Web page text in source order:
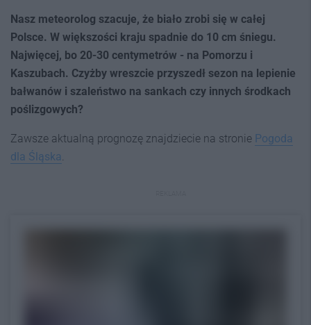
Nasz meteorolog szacuje, że biało zrobi się w całej
Polsce. W większości kraju spadnie do 10 cm śniegu.
Najwięcej, bo 20-30 centymetrów - na Pomorzu i
Kaszubach. Czyżby wreszcie przyszedł sezon na lepienie
bałwanów i szaleństwo na sankach czy innych środkach
poślizgowych?
Zawsze aktualną prognozę znajdziecie na stronie Pogoda
dla Śląska